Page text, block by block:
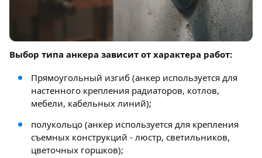
Выбор типа анкера зависит от характера работ:
Прямоугольный изгиб (анкер используется для
настенного крепления радиаторов, котлов,
мебели, кабельных линий);
полукольцо (анкер используется для крепления
съемных конструкций - люстр, светильников,
цветочных горшков);